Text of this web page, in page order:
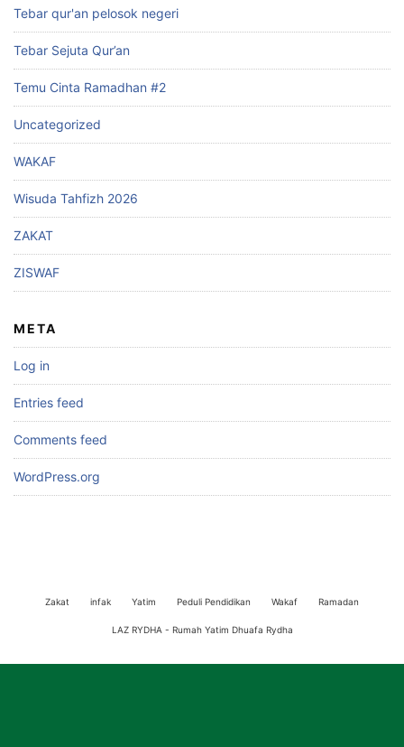
Tebar qur'an pelosok negeri
Tebar Sejuta Qur’an
Temu Cinta Ramadhan #2
Uncategorized
WAKAF
Wisuda Tahfizh 2026
ZAKAT
ZISWAF
META
Log in
Entries feed
Comments feed
WordPress.org
Zakat infak Yatim Peduli Pendidikan Wakaf Ramadan
LAZ RYDHA - Rumah Yatim Dhuafa Rydha